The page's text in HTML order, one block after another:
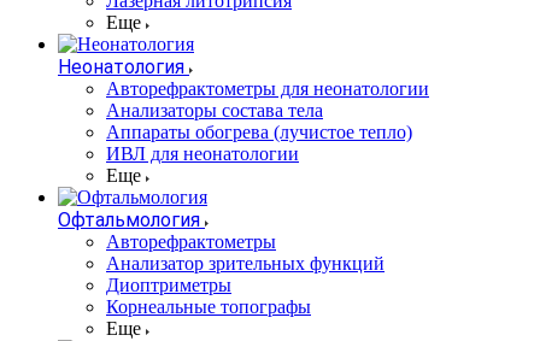
Еще
Неонатология
Авторефрактометры для неонатологии
Анализаторы состава тела
Аппараты обогрева (лучистое тепло)
ИВЛ для неонатологии
Еще
Офтальмология
Авторефрактометры
Анализатор зрительных функций
Диоптриметры
Корнеальные топографы
Еще